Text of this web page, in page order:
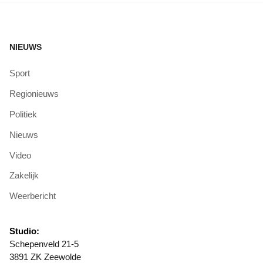
NIEUWS
Sport
Regionieuws
Politiek
Nieuws
Video
Zakelijk
Weerbericht
Studio:
Schepenveld 21-5
3891 ZK Zeewolde